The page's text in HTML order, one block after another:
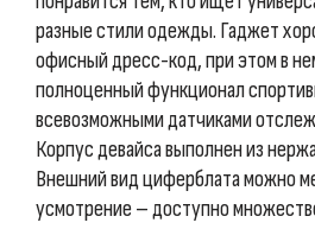
разные стили одежды. Гаджет
офисный дресс-код, при этом в
полноценный функционал
всевозможными датчиками
Корпус девайса выполнен из
Внешний вид циферблата можно
усмотрение – доступно